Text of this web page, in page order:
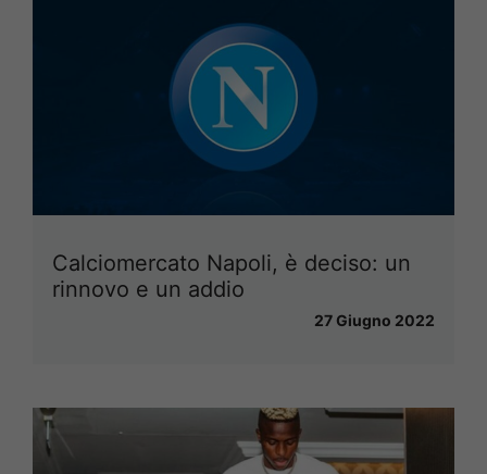
Calciomercato Napoli, è deciso: un
rinnovo e un addio
27 Giugno 2022